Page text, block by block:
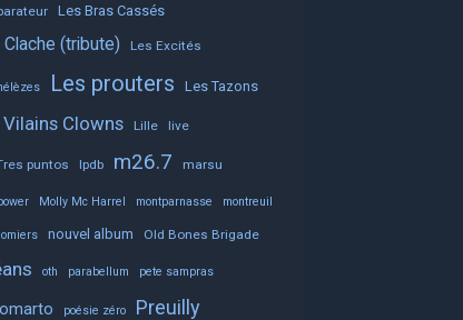
Les Bras Cassés
(tribute) Les Excités
Les prouters Les Tazons
Vilains Clowns Lille live
puntos lpdb m26.7 marsu
Molly Mc Harrel montparnasse montreuil
nouvel album Old Bones Brigade
oth parabellum pete sampras
poésie zéro Preuilly